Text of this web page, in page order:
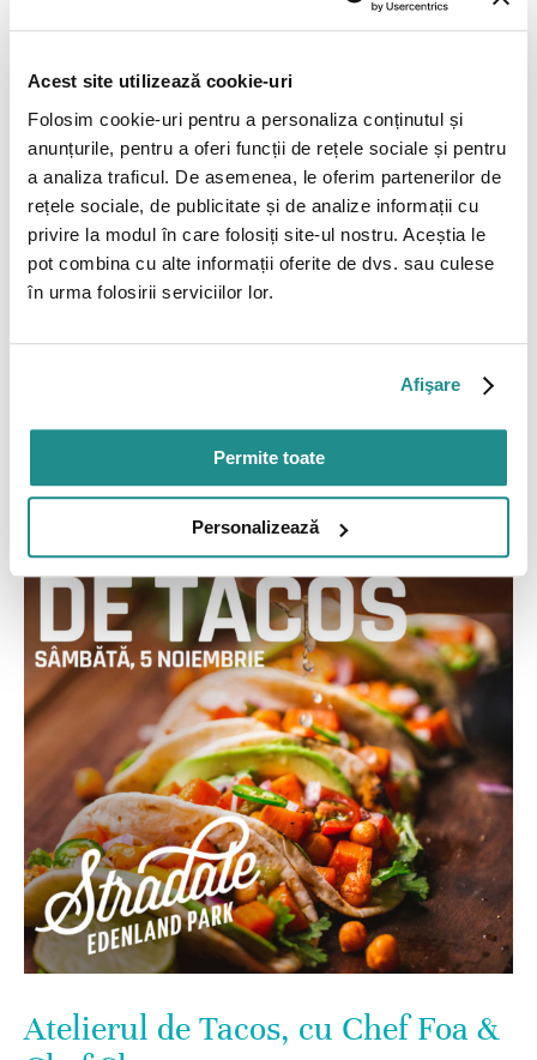
Acest site utilizează cookie-uri
Folosim cookie-uri pentru a personaliza conținutul și
anunțurile, pentru a oferi funcții de rețele sociale și pentru
a analiza traficul. De asemenea, le oferim partenerilor de
rețele sociale, de publicitate și de analize informații cu
privire la modul în care folosiți site-ul nostru. Aceștia le
pot combina cu alte informații oferite de dvs. sau culese
în urma folosirii serviciilor lor.
Afişare
Permite toate
Personalizează
Noutăți în bucate @ Stradale
Willbrook
NOUTATI 31.01.2023
Începând de astăzi, 1 februarie, Stradale îți pregătește
diversitate în farfurii și zile tematice, cu bucătării
internaționale
Atelierul de Tacos, cu Chef Foa &